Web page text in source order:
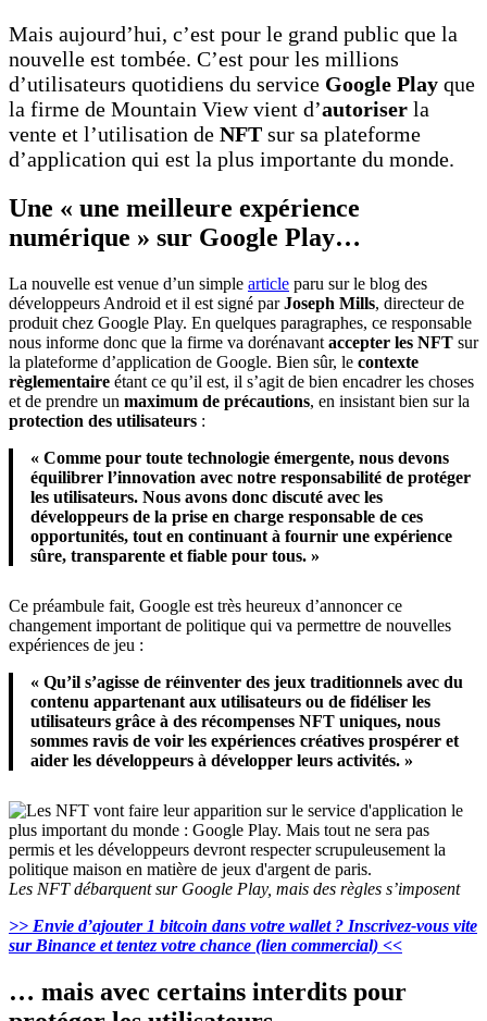
Mais aujourd’hui, c’est pour le grand public que la
nouvelle est tombée. C’est pour les millions
d’utilisateurs quotidiens du service Google Play que
la firme de Mountain View vient d’autoriser la
vente et l’utilisation de NFT sur sa plateforme
d’application qui est la plus importante du monde.
Une « une meilleure expérience
numérique » sur Google Play…
La nouvelle est venue d’un simple article paru sur le blog des
développeurs Android et il est signé parJoseph Mills, directeur de
produit chez Google Play. En quelques paragraphes, ce responsable
nous informe donc que la firme va dorénavant accepter les NFT sur
la plateforme d’application de Google. Bien sûr, le contexte
règlementaire étant ce qu’il est, il s’agit de bien encadrer les choses
et de prendre un maximum de précautions, en insistant bien sur la
protection des utilisateurs :
« Comme pour toute technologie émergente, nous devons
équilibrer l’innovation avec notre responsabilité de protéger
les utilisateurs. Nous avons donc discuté avec les
développeurs de la prise en charge responsable de ces
opportunités, tout en continuant à fournir une expérience
sûre, transparente et fiable pour tous. »
Ce préambule fait, Google est très heureux d’annoncer ce
changement important de politique qui va permettre de nouvelles
expériences de jeu :
« Qu’il s’agisse de réinventer des jeux traditionnels avec du
contenu appartenant aux utilisateurs ou de fidéliser les
utilisateurs grâce à des récompenses NFT uniques, nous
sommes ravis de voir les expériences créatives prospérer et
aider les développeurs à développer leurs activités. »
Les NFT débarquent sur Google Play, mais des règles s’imposent
>> Envie d’ajouter 1 bitcoin dans votre wallet ? Inscrivez-vous vite
sur Binance et tentez votre chance (lien commercial) <<
… mais avec certains interdits pour